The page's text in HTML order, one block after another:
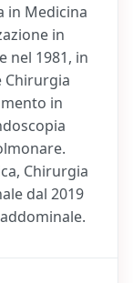
in Medicina
in
nel 1981, in
Chirurgia
in
Chirurgia
dal 2019